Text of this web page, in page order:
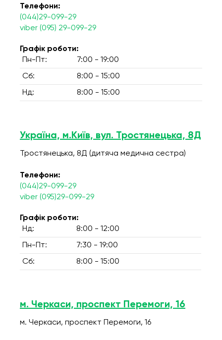
Телефони:
(044)29-099-29
viber (095) 29-099-29
Графік роботи:
Пн-Пт:
7:00 - 19:00
Сб: 8:00 - 15:00
Нд: 8:00 - 15:00
Україна, м.Київ, вул. Тростянецька, 8Д
Тростянецька, 8Д (дитяча медична сестра)
Телефони:
(044)29-099-29
viber (095)29-099-29
Графік роботи:
Нд:
8:00 - 12:00
Пн-Пт: 7:30 - 19:00
Сб: 8:00 - 15:00
м. Черкаси, проспект Перемоги, 16
м. Черкаси, проспект Перемоги, 16